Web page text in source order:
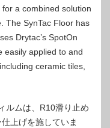
a combined solution
The SynTac Floor has
Drytac’s SpotOn
easily applied to and
ceramic tiles,
ルムは、R10滑り止め
上げを施していま